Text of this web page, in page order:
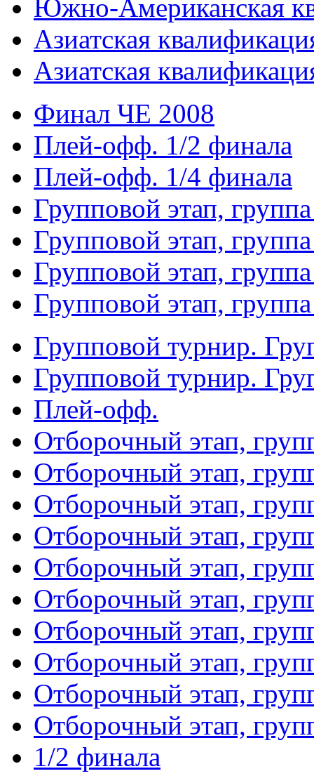
Южно-Американская
Азиатская
Азиатская
Финал ЧЕ 2008
Плей-офф. 1/2 финала
Плей-офф. 1/4 финала
Групповой этап,
Групповой этап,
Групповой этап,
Групповой этап,
Групповой турнир.
Групповой турнир.
Плей-офф.
Отборочный этап,
Отборочный этап,
Отборочный этап,
Отборочный этап,
Отборочный этап,
Отборочный этап,
Отборочный этап,
Отборочный этап,
Отборочный этап,
Отборочный этап,
1/2 финала